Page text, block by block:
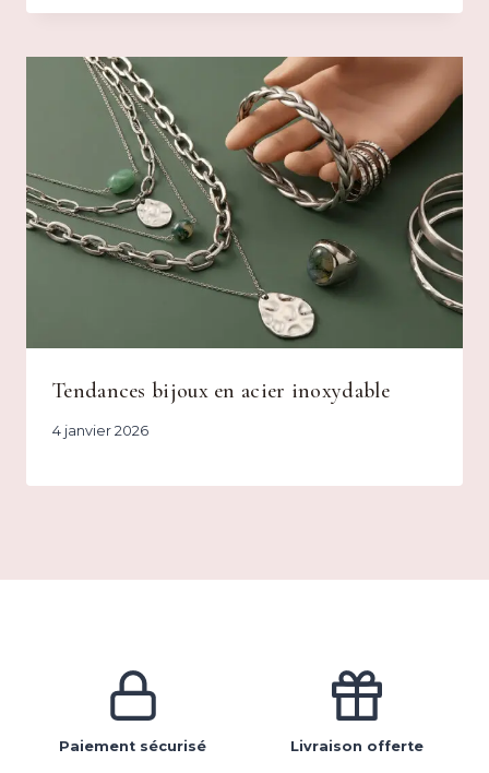
Tendances bijoux en acier inoxydable
4 janvier 2026
Paiement sécurisé Livraison offerte